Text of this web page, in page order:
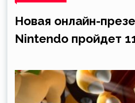
Новая онлайн-
Nintendo пройдет